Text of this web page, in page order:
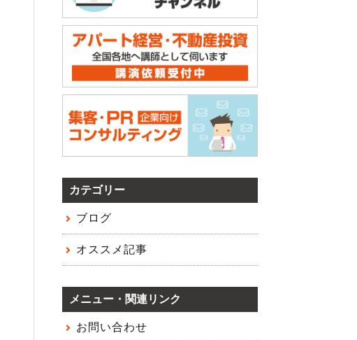
カテゴリー
ブログ
オススメ記事
メニュー・関連リンク
お問い合わせ